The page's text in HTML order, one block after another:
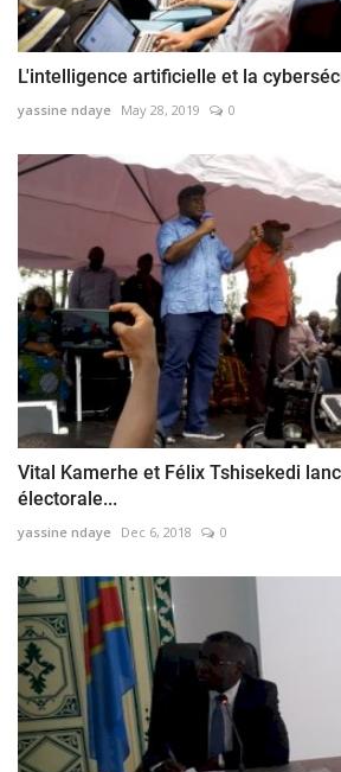
L'intelligence artificielle et la
yassine ndaye May 28, 2019 0
Vital Kamerhe et Félix Tshisekedi
électorale...
yassine ndaye Dec 6, 2018 0